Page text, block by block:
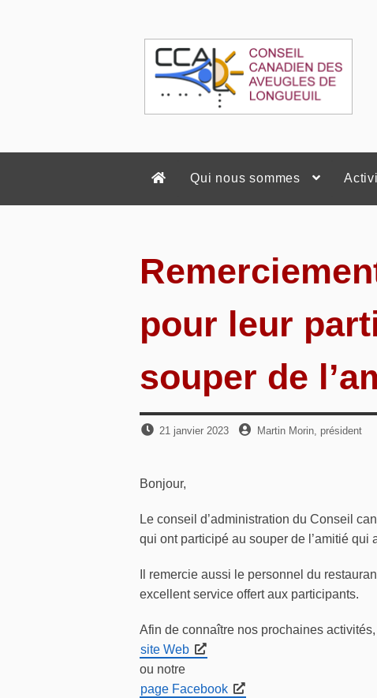
AccueilQui nous sommes
pour leur
souper de
Publié
21 janvier 2023 par
Martin Morin, président
Bonjour,
Le conseil d’administration du Conseil
qui ont participé au souper de l’amitié
Il remercie aussi le personnel du
excellent service offert aux participants.
Afin de connaître nos prochaines
site Web
ou notre
page Facebook